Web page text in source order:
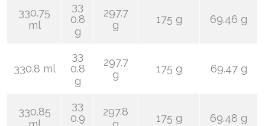
330.75
ml
33
0.8
g
297.7
g
175 g 69.46 g
330.8 ml
33
0.8
g
297.7
g
175 g 69.47 g
330.85
33
0.9
297.8
175 g 69.48 g